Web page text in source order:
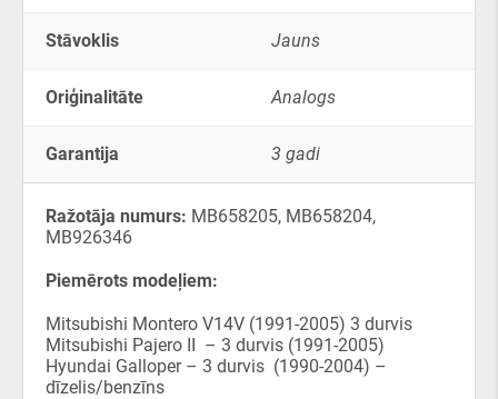
Stāvoklis Jauns
Oriģinalitāte Analogs
Garantija 3 gadi
Ražotāja numurs: MB658205, MB658204,
MB926346
Piemērots modeļiem:
Mitsubishi Montero V14V (1991-2005) 3 durvis
Mitsubishi Pajero II – 3 durvis (1991-2005)
Hyundai Galloper – 3 durvis (1990-2004) –
dīzelis/benzīns